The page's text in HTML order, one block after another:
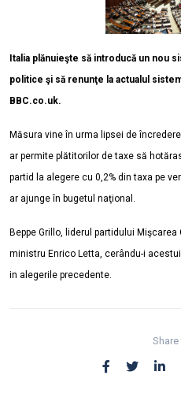
Italia plănuieşte să introducă un nou
politice şi să renunţe la actualul
BBC.co.uk.
Măsura vine în urma lipsei de
ar permite plătitorilor de taxe să
partid la alegere cu 0,2% din taxa pe
ar ajunge în bugetul naţional.
Beppe Grillo, liderul partidului
ministru Enrico Letta, cerându-i
in alegerile precedente.
Share